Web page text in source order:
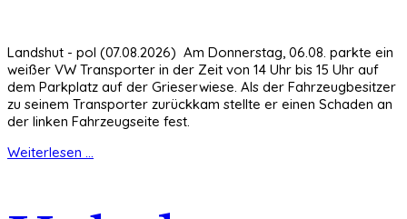
Landshut - pol (07.08.2026) Am Donnerstag, 06.08. parkte ein
weißer VW Transporter in der Zeit von 14 Uhr bis 15 Uhr auf
dem Parkplatz auf der Grieserwiese. Als der Fahrzeugbesitzer
zu seinem Transporter zurückkam stellte er einen Schaden an
der linken Fahrzeugseite fest.
Weiterlesen ...